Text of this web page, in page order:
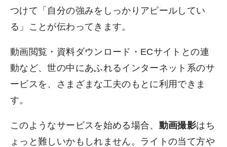
つけて「自分の強みをしっかりアピールしてい
る」ことが伝わってきます。
動画閲覧・資料ダウンロード・ECサイトとの連
動など、世の中にあふれるインターネット系のサ
ービスを、さまざまな工夫のもとに利用できま
す。
このようなサービスを始める場合、 動画撮影はち
ょっと難しいかもしれません。ライトの当て方や